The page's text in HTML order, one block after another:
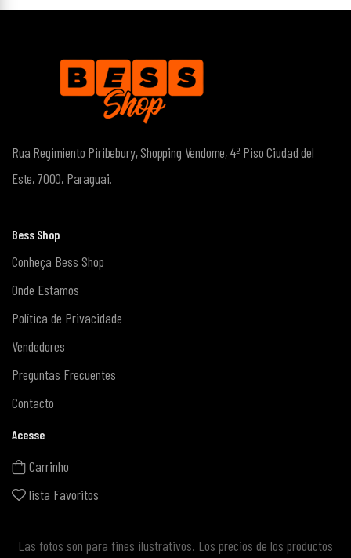
Rua Regimiento Piribebury, Shopping Vendome, 4º PisoCiudad del
Este, 7000, Paraguai.
Bess Shop
Conheça Bess Shop
Onde Estamos
Política de Privacidade
Vendedores
Preguntas Frecuentes
Contacto
Acesse
Carrinho
lista Favoritos
Las fotos son para fines ilustrativos. Los precios de los productos